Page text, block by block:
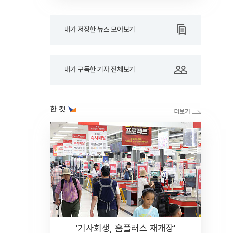
내가 저장한 뉴스 모아보기
내가 구독한 기자 전체보기
한 컷
'기사회생, 홈플러스 재개장'